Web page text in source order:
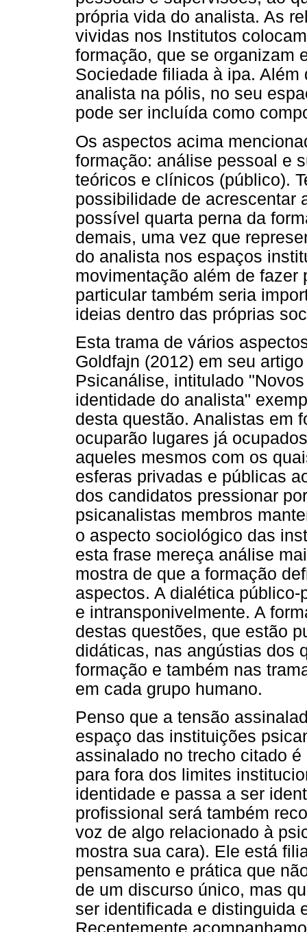
própria vida do analista. As
vividas nos Institutos
formação, que se organizam
Sociedade filiada à ipa.
analista na pólis, no seu
pode ser incluída como
Os aspectos acima
formação: análise pessoal e
teóricos e clínicos (público).
possibilidade de acrescentar
possível quarta perna da
demais, uma vez que
do analista nos espaços
movimentação além de fazer
particular também seria
ideias dentro das próprias
Esta trama de vários
Goldfajn (2012) em seu
Psicanálise, intitulado
identidade do analista"
desta questão. Analistas em
ocuparão lugares já
aqueles mesmos com os
esferas privadas e públicas
dos candidatos pressionar
psicanalistas membros
o aspecto sociológico das
esta frase mereça análise
mostra de que a formação
aspectos. A dialética
e intransponivelmente. A
destas questões, que estão
didáticas, nas angústias dos
formação e também nas
em cada grupo humano.
Penso que a tensão
espaço das instituições
assinalado no trecho citado
para fora dos limites
identidade e passa a ser
profissional será também
voz de algo relacionado à
mostra sua cara). Ele está
pensamento e prática que
de um discurso único, mas
ser identificada e distinguida